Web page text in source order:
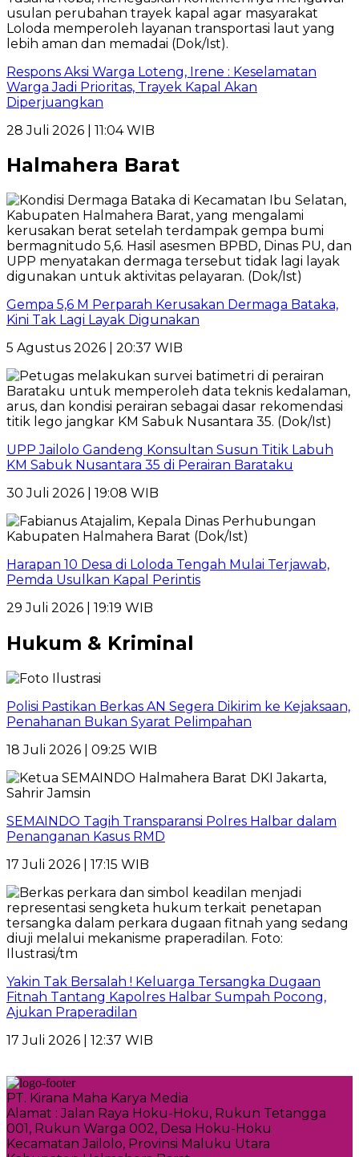
Respons Aksi Warga Loteng, Irene : Keselamatan
Warga Jadi Prioritas, Trayek Kapal Akan
Diperjuangkan
28 Juli 2026 | 11:04 WIB
Halmahera Barat
Gempa 5,6 M Perparah Kerusakan Dermaga Bataka,
Kini Tak Lagi Layak Digunakan
5 Agustus 2026 | 20:37 WIB
UPP Jailolo Gandeng Konsultan Susun Titik Labuh
KM Sabuk Nusantara 35 di Perairan Barataku
30 Juli 2026 | 19:08 WIB
Harapan 10 Desa di Loloda Tengah Mulai Terjawab,
Pemda Usulkan Kapal Perintis
29 Juli 2026 | 19:19 WIB
Hukum & Kriminal
Polisi Pastikan Berkas AN Segera Dikirim ke Kejaksaan,
Penahanan Bukan Syarat Pelimpahan
18 Juli 2026 | 09:25 WIB
SEMAINDO Tagih Transparansi Polres Halbar dalam
Penanganan Kasus RMD
17 Juli 2026 | 17:15 WIB
Yakin Tak Bersalah ! Keluarga Tersangka Dugaan
Fitnah Tantang Kapolres Halbar Sumpah Pocong,
Ajukan Praperadilan
17 Juli 2026 | 12:37 WIB
PT. Kirana Maha Karya Media
Alamat : Jalan Raya Hoku-Hoku, Rukun Tetangga
001, Rukun Warga 002, Desa Hoku-Hoku
Kecamatan Jailolo, Provinsi Maluku Utara